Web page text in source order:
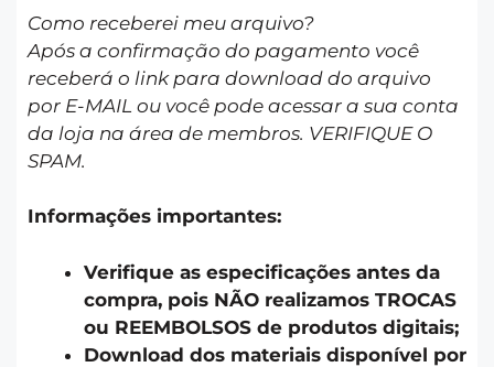
Como receberei meu arquivo?
Após a confirmação do pagamento você
receberá o link para download do arquivo
por E-MAIL ou você pode acessar a sua conta
da loja na área de membros. VERIFIQUE O
SPAM.
Informações importantes:
Verifique as especificações antes da
compra, pois NÃO realizamos TROCAS
ou REEMBOLSOS de produtos digitais;
Download dos materiais disponível por